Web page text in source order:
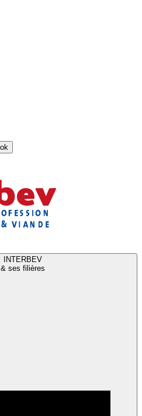
INTERBEV
& ses filières